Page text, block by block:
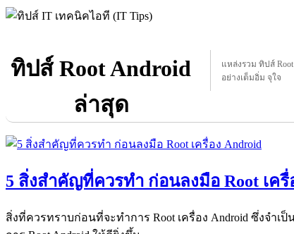
ทิปส์ Root Android
ล่าสุด
แหล่งรวม ทิปส์
อย่างเต็มอิ่ม จุใจ
5 สิ่งสำคัญที่ควรทำ ก่อนลงมือ Root เครื่
สิ่งที่ควรทราบก่อนที่จะทำการ Root เครื่อง Android ซึ่งจำ